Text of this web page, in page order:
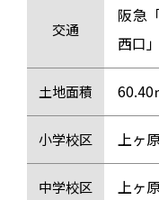
交通
阪急
西口
土地面積 60.40
小学校区 上ヶ
中学校区 上ヶ